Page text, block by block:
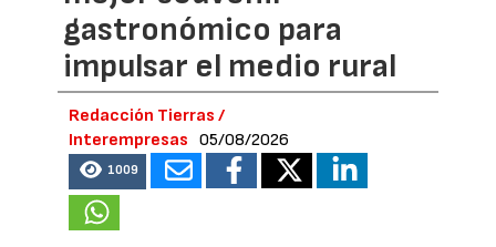
gastronómico para
impulsar el medio rural
Redacción Tierras /
Interempresas
05/08/2026
1009